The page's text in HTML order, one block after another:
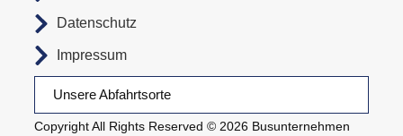
Copyright All Rights Reserved © 2026 Busunternehmen
Unsere Abfahrtsorte
Datenschutz
Impressum